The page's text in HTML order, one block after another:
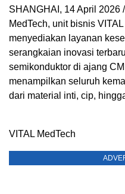
SHANGHAI, 14 April
MedTech, unit bisnis
menyediakan layanan
serangkaian inovasi
semikonduktor di ajang
menampilkan seluruh
dari material inti, cip,
VITAL MedTech